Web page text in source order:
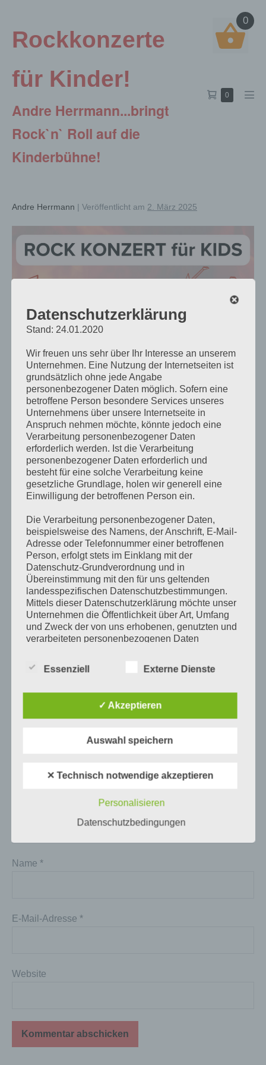
springen
Rockkonzerte
für Kinder!
Andre Herrmann...bringt
Rock`n` Roll auf die
Kinderbühne!
Warenkorb
0Elemente
Andre Herrmann | Veröffentlicht am 2. März 2025
Hier geht´s zu den Mitmachkonzerten
Abgelegt unter: Mitmachkonzerte für Kinder
Beitragsnavigation
Schreibe einen Kommentar
Erforderliche Felder sind mit
Kommentar*
Name *
E-Mail-Adresse *
Website
0
Datenschutzerklärung
Stand: 24.01.2020
Wir freuen uns sehr über Ihr Interesse an unserem
Unternehmen. Eine Nutzung der Internetseiten ist
grundsätzlich ohne jede Angabe
personenbezogener Daten möglich. Sofern eine
betroffene Person besondere Services unseres
Unternehmens über unsere Internetseite in
Anspruch nehmen möchte, könnte jedoch eine
Verarbeitung personenbezogener Daten
erforderlich werden. Ist die Verarbeitung
personenbezogener Daten erforderlich und
besteht für eine solche Verarbeitung keine
gesetzliche Grundlage, holen wir generell eine
Einwilligung der betroffenen Person ein.
Die Verarbeitung personenbezogener Daten,
beispielsweise des Namens, der Anschrift, E-Mail-
Adresse oder Telefonnummer einer betroffenen
Person, erfolgt stets im Einklang mit der
Datenschutz-Grundverordnung und in
Übereinstimmung mit den für uns geltenden
landesspezifischen Datenschutzbestimmungen.
Mittels dieser Datenschutzerklärung möchte unser
Unternehmen die Öffentlichkeit über Art, Umfang
und Zweck der von uns erhobenen, genutzten und
verarbeiteten personenbezogenen Daten
mittels dieser Datenschutzerklärung über die ihnen
zustehenden Rechte aufgeklärt.
zahlreiche technische und organisatorische
Maßnahmen umgesetzt, um einen möglichst
verarbeiteten personenbezogenen Daten
Datenübertragungen grundsätzlich
Sicherheitslücken aufweisen, sodass ein absoluter
diesem Grund steht es jeder betroffenen Person
frei, personenbezogene Daten auch auf
alternativen Wegen, beispielsweise telefonisch, an
uns zu übermitteln.
Begriffsbestimmungen
der Datenschutz-Grundverordnung (DS-GVO)
gewährleisten, möchten wir vorab die verwendeten
unter anderem die folgenden Begriffe:
a) personenbezogene Daten
Essenziell Externe Dienste
✓ Akzeptieren
Auswahl speichern
✕ Technisch notwendige akzeptieren
Personalisieren
Datenschutzbedingungen